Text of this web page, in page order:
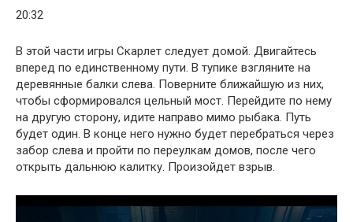
20:32
В этой части игры Скарлет следует домой. Двигайтесь
вперед по единственному пути. В тупике взгляните на
деревянные балки слева. Поверните ближайшую из них,
чтобы сформировался цельный мост. Перейдите по нему
на другую сторону, идите направо мимо рыбака. Путь
будет один. В конце него нужно будет перебраться через
забор слева и пройти по переулкам домов, после чего
открыть дальнюю калитку. Произойдет взрыв.